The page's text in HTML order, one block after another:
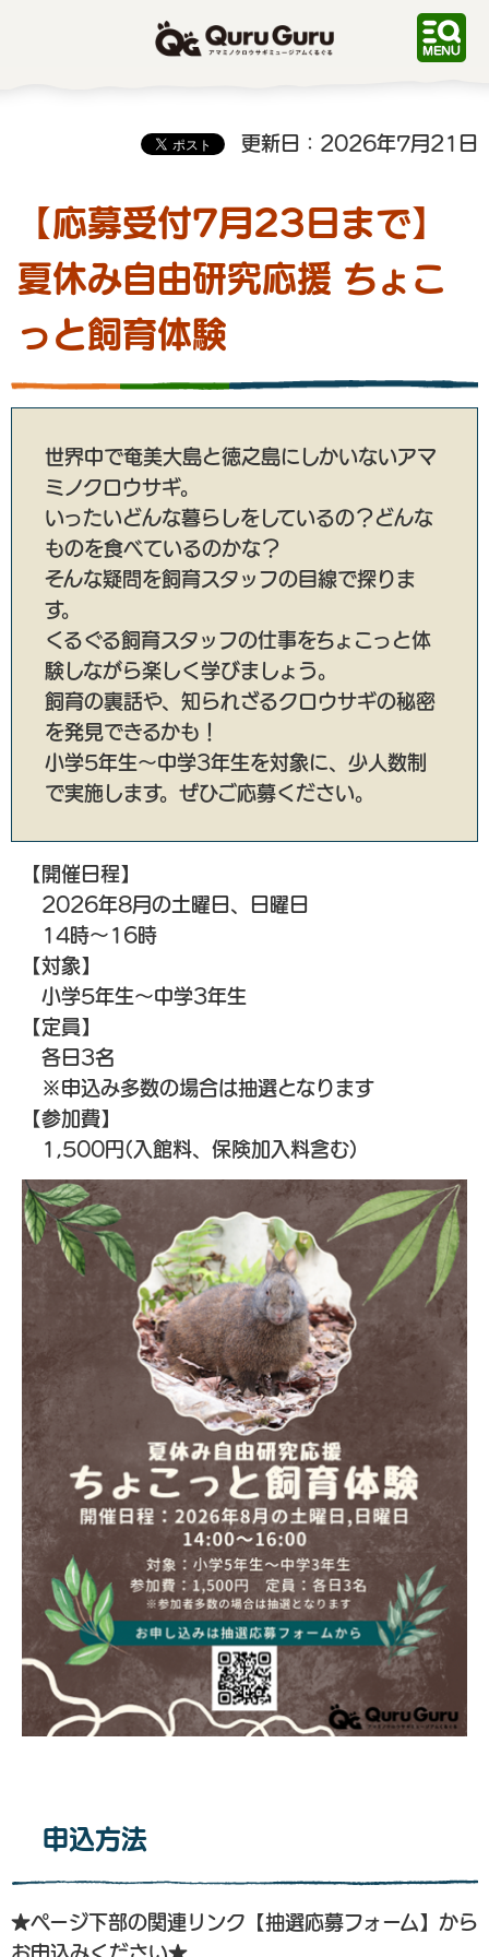
QuruGuru アマミノクロ
ウサギミュージアムくるぐ
る
更新日：2026年7月21日
【応募受付7月23日まで】
夏休み自由研究応援 ちょこ
っと飼育体験
世界中で奄美大島と徳之島にしかいないアマ
ミノクロウサギ。
いったいどんな暮らしをしているの？どんな
ものを食べているのかな？
そんな疑問を飼育スタッフの目線で探りま
す。
くるぐる飼育スタッフの仕事をちょこっと体
験しながら楽しく学びましょう。
飼育の裏話や、知られざるクロウサギの秘密
を発見できるかも！
小学5年生～中学3年生を対象に、少人数制
で実施します。ぜひご応募ください。
【開催日程】
2026年8月の土曜日、日曜日
14時～16時
【対象】
小学5年生～中学3年生
【定員】
各日3名
※申込み多数の場合は抽選となります
【参加費】
1,500円(入館料、保険加入料含む)
申込方法
★ページ下部の関連リンク【抽選応募フォーム】から
お申込みください★